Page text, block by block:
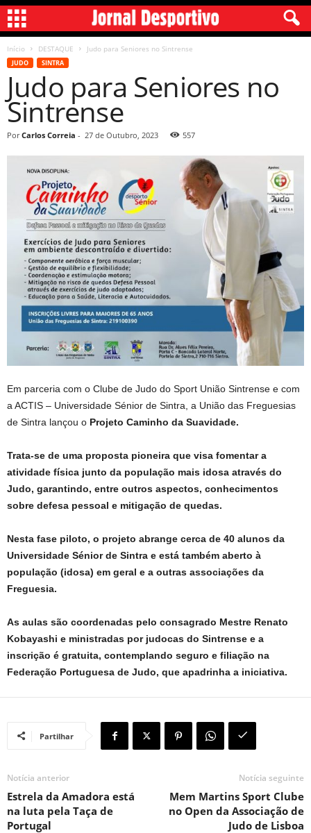
Início DESTAQUE Judo para Seniores no Sintrense
JUDO SINTRA
Judo para Seniores no
Sintrense
Por Carlos Correia - 27 de Outubro, 2023 557
Em parceria com o Clube de Judo do Sport União Sintrense e com
a ACTIS – Universidade Sénior de Sintra, a União das Freguesias
de Sintra lançou o Projeto Caminho da Suavidade.
Trata-se de uma proposta pioneira que visa fomentar a
atividade física junto da população mais idosa através do
Judo, garantindo, entre outros aspectos, conhecimentos
sobre defesa pessoal e mitigação de quedas.
Nesta fase piloto, o projeto abrange cerca de 40 alunos da
Universidade Sénior de Sintra e está também aberto à
população (idosa) em geral e a outras associações da
Freguesia.
As aulas são coordenadas pelo consagrado Mestre Renato
Kobayashi e ministradas por judocas do Sintrense e a
inscrição é gratuita, contemplando seguro e filiação na
Federação Portuguesa de Judo, que apadrinha a iniciativa.
Partilhar
Notícia anterior
Estrela da Amadora está
na luta pela Taça de
Portugal
Notícia seguinte
Mem Martins Sport Clube
no Open da Associação de
Judo de Lisboa